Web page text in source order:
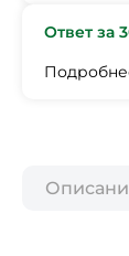
Ответ за